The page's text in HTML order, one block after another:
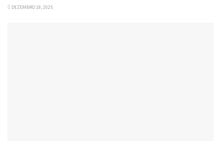
DEZEMBRO 18, 2025